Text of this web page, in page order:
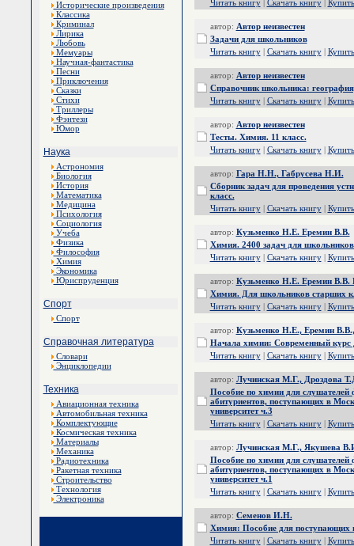
Исторические произведения
Классика
Криминал
Лирика
Любовь
Мемуары
Научная-фантастика
Песни
Приключения
Сказки
Стихи
Триллеры
Фэнтези
Юмор
Наука
Астрономия
Биология
История
Математика
Медицина
Психология
Социология
Учеба
Физика
Философия
Химия
Экономика
Юриспруденция
Спорт
Спорт
Справочная литература
Словари
Энциклопедии
Техника
Авиационная техника
Автомобильная техника
Комплектующие
Космическая техника
Материалы
Механика
Радиотехника
Ракетная техника
Строительство
Технология
Электроника
Читать книгу| Скачать книгу| Купить
автор: Автор неизвестен
Задачи для школьников
Читать книгу| Скачать книгу| Купить
автор: Автор неизвестен
Справочник школьника:
Читать книгу| Скачать книгу| Купить
автор: Автор неизвестен
Тесты. Химия. 11 класс.
Читать книгу| Скачать книгу| Купить
автор: Гара Н.Н., Габрусева Н.И.
Сборник задач для проведения
класс.
Читать книгу| Скачать книгу| Купить
автор: Кузьменко Н.Е. Еремин В.В.
Химия. 2400 задач для
Читать книгу| Скачать книгу| Купить
автор: Кузьменко Н.Е. Еремин В.В.
Химия. Для школьников старших
Читать книгу| Скачать книгу| Купить
автор: Кузьменко Н.Е., Еремин
Начала химии: Современный курс
Читать книгу| Скачать книгу| Купить
автор: Лучинская М.Г., Дроздова
Пособие по химии для слушателей
абитуриентов, поступающих в
университет ч.3
Читать книгу| Скачать книгу| Купить
автор: Лучинская М.Г., Якушева
Пособие по химии для слушателей
абитуриентов, поступающих в
университет ч.1
Читать книгу| Скачать книгу| Купить
автор: Семенов И.Н.
Химия: Пособие для поступающих
Читать книгу| Скачать книгу| Купить